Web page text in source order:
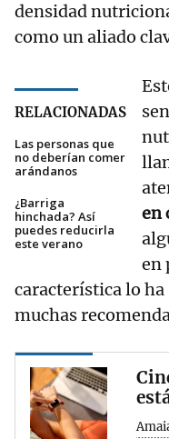
densidad
como un aliado
RELACIONADAS
Las personas que
no deberían comer
arándanos
¿Barriga
hinchada? Así
puedes reducirla
este verano
en
en
característica lo
muchas